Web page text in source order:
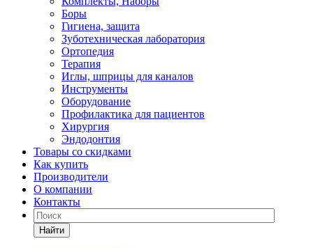
Боры
Гигиена, защита
Зуботехническая лаборатория
Ортопедия
Терапия
Иглы, шприцы для каналов
Инструменты
Оборудование
Профилактика для пациентов
Хирургия
Эндодонтия
Товары со скидками
Как купить
Производители
О компании
Контакты
Найти